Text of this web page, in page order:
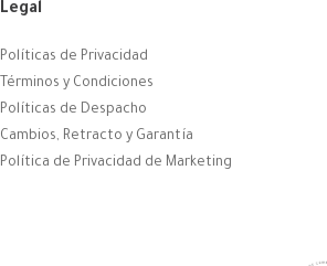
Legal
Políticas de Privacidad
Términos y Condiciones
Políticas de Despacho
Cambios, Retracto y Garantía
Política de Privacidad de Marketing